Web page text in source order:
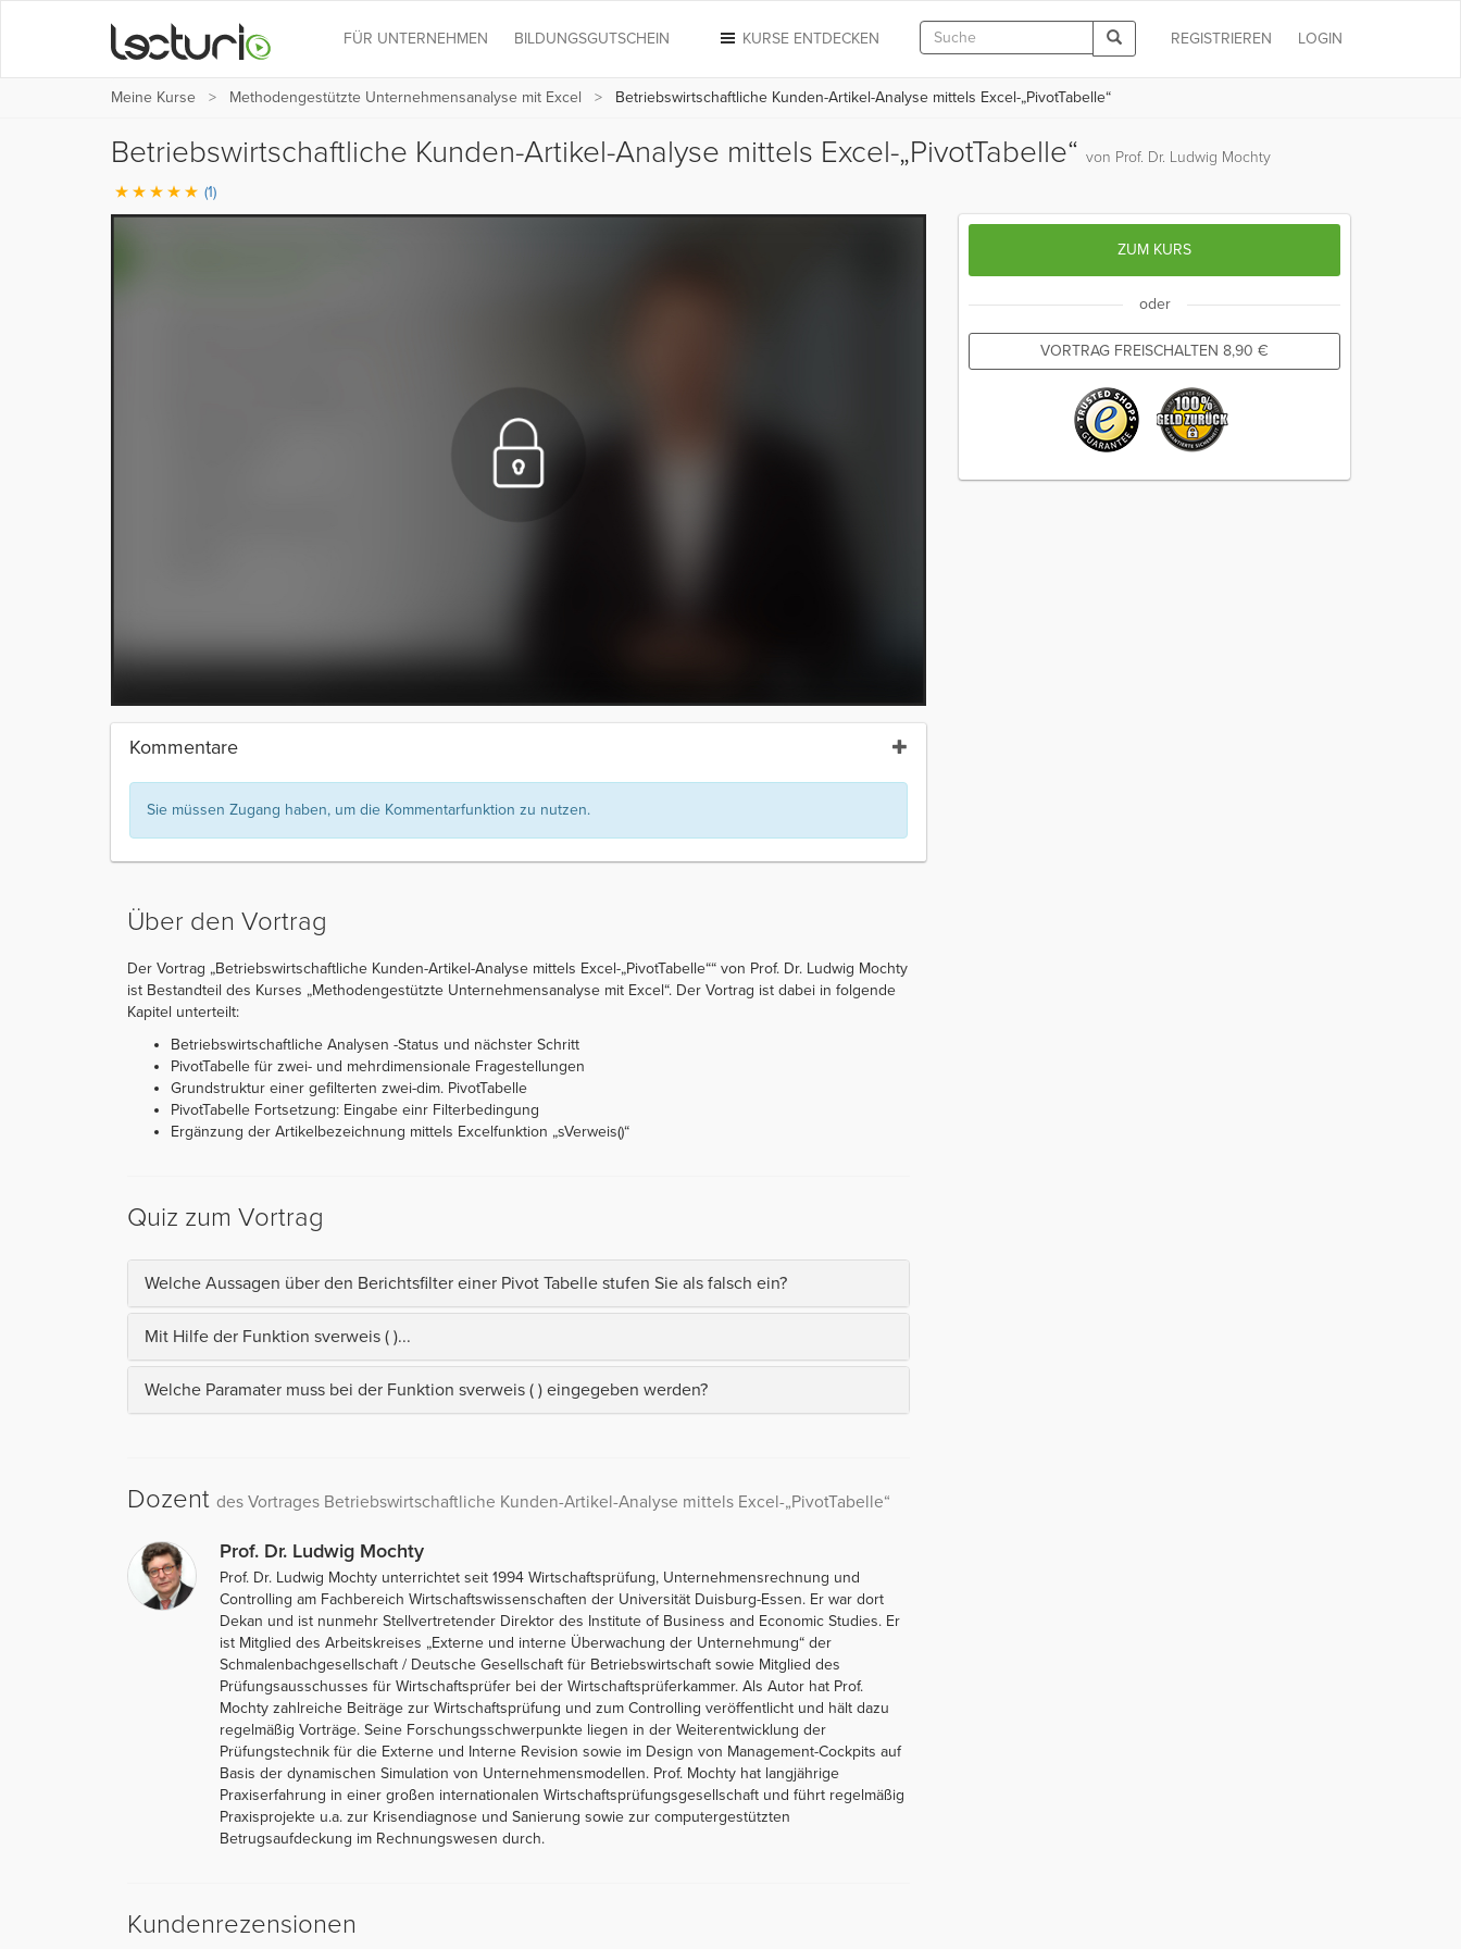
LOGIN
REGISTRIEREN
KURSE ENTDECKEN
FÜR UNTERNEHMEN BILDUNGSGUTSCHEIN
Meine Kurse Methodengestützte Unternehmensanalyse mit Excel Betriebswirtschaftliche Kunden-Artikel-Analyse mittels Excel-„PivotTabelle“
Betriebswirtschaftliche Kunden-Artikel-Analyse mittels Excel-„PivotTabelle“ von Prof. Dr. Ludwig Mochty
(1)
Kommentare
Sie müssen Zugang haben, um die Kommentarfunktion zu nutzen.
Über den Vortrag
Der Vortrag „Betriebswirtschaftliche Kunden-Artikel-Analyse mittels Excel-„PivotTabelle““ von Prof. Dr. Ludwig Mochty
ist Bestandteil des Kurses „Methodengestützte Unternehmensanalyse mit Excel“. Der Vortrag ist dabei in folgende
Kapitel unterteilt:
Betriebswirtschaftliche Analysen -Status und nächster Schritt
PivotTabelle für zwei- und mehrdimensionale Fragestellungen
Grundstruktur einer gefilterten zwei-dim. PivotTabelle
PivotTabelle Fortsetzung: Eingabe einr Filterbedingung
Ergänzung der Artikelbezeichnung mittels Excelfunktion „sVerweis()“
Quiz zum Vortrag
Welche Aussagen über den Berichtsfilter einer Pivot Tabelle stufen Sie als falsch ein?
Mit Hilfe der Funktion sverweis ( )...
Welche Paramater muss bei der Funktion sverweis ( ) eingegeben werden?
Dozent des Vortrages Betriebswirtschaftliche Kunden-Artikel-Analyse mittels Excel-„PivotTabelle“
Prof. Dr. Ludwig Mochty
Prof. Dr. Ludwig Mochty unterrichtet seit 1994 Wirtschaftsprüfung, Unternehmensrechnung und
Controlling am Fachbereich Wirtschaftswissenschaften der Universität Duisburg-Essen. Er war dort
Dekan und ist nunmehr Stellvertretender Direktor des Institute of Business and Economic Studies. Er
ist Mitglied des Arbeitskreises „Externe und interne Überwachung der Unternehmung“ der
Schmalenbachgesellschaft / Deutsche Gesellschaft für Betriebswirtschaft sowie Mitglied des
Prüfungsausschusses für Wirtschaftsprüfer bei der Wirtschaftsprüferkammer. Als Autor hat Prof.
Mochty zahlreiche Beiträge zur Wirtschaftsprüfung und zum Controlling veröffentlicht und hält dazu
regelmäßig Vorträge. Seine Forschungsschwerpunkte liegen in der Weiterentwicklung der
Prüfungstechnik für die Externe und Interne Revision sowie im Design von Management-Cockpits auf
Basis der dynamischen Simulation von Unternehmensmodellen. Prof. Mochty hat langjährige
Praxiserfahrung in einer großen internationalen Wirtschaftsprüfungsgesellschaft und führt regelmäßig
Praxisprojekte u.a. zur Krisendiagnose und Sanierung sowie zur computergestützten
Betrugsaufdeckung im Rechnungswesen durch.
Kundenrezensionen
ZUM KURS
oder
VORTRAG FREISCHALTEN 8,90 €